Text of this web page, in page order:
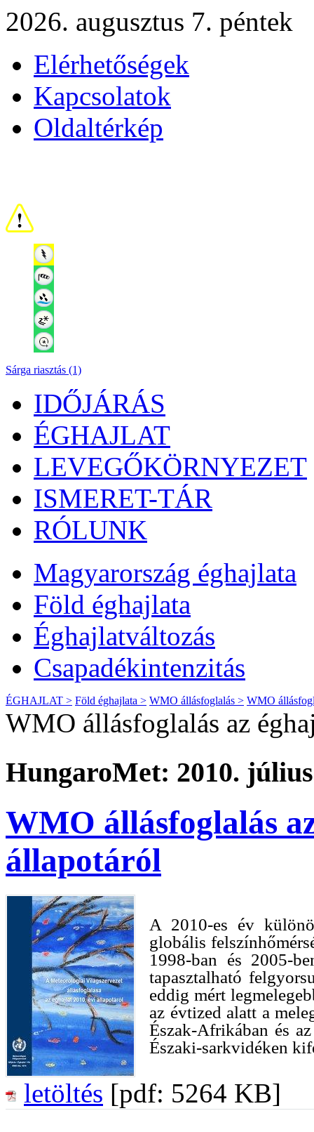
2026. augusztus 7. péntek
Elérhetőségek
Kapcsolatok
Oldaltérkép
Sárga riasztás (1)
IDŐJÁRÁS
ÉGHAJLAT
LEVEGŐKÖRNYEZET
ISMERET-TÁR
RÓLUNK
Magyarország éghajlata
Föld éghajlata
Éghajlatváltozás
Csapadékintenzitás
ÉGHAJLAT > Föld éghajlata > WMO állásfoglalás > WMO
WMO állásfoglalás az
HungaroMet: 2010.
WMO állásfoglalás
állapotáról
A 2010-es év
globális
1998-ban és 2005-
tapasztalható
eddig mért
az évtized alatt a
Észak-Afrikában és
Északi-sarkvidéken
letöltés [pdf: 5264 KB]